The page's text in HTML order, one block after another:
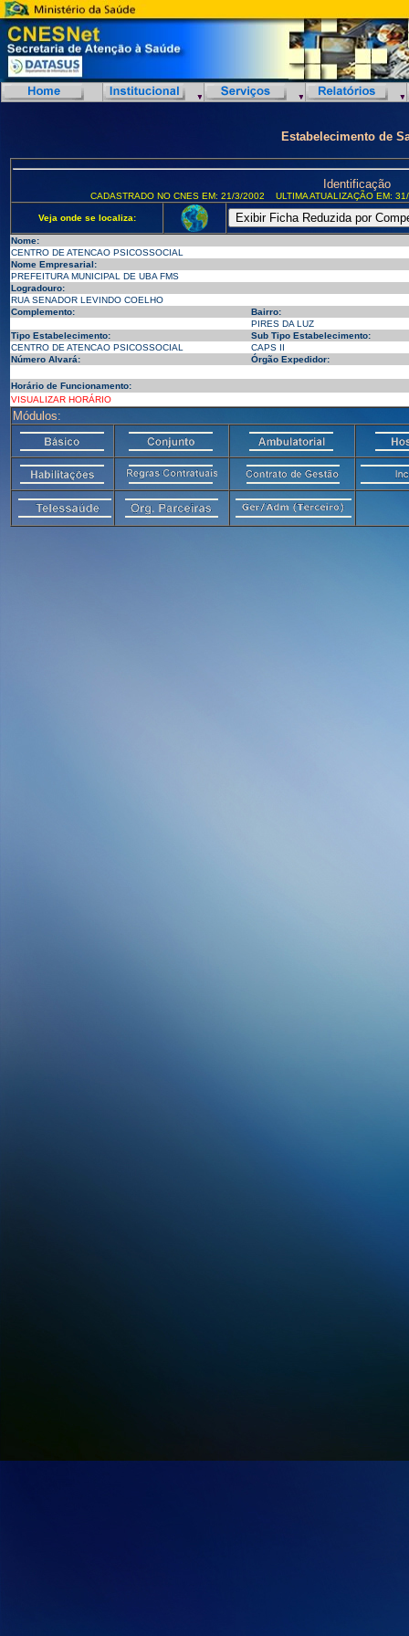
Estabelecimento de
Identificação
CADASTRADO NO CNES EM: 21/3/2002 ULTIMA ATUALIZAÇÃO EM:
Veja onde se localiza:
Nome:
CENTRO DE ATENCAO PSICOSSOCIAL
Nome Empresarial:
PREFEITURA MUNICIPAL DE UBA FMS
Logradouro:
RUA SENADOR LEVINDO COELHO
Complemento:
Bairro:
PIRES DA LUZ
Tipo Estabelecimento:
Sub Tipo Estabelecimento:
CENTRO DE ATENCAO PSICOSSOCIAL
CAPS II
Número Alvará:
Órgão Expedidor:
Horário de Funcionamento:
VISUALIZAR HORÁRIO
Módulos: